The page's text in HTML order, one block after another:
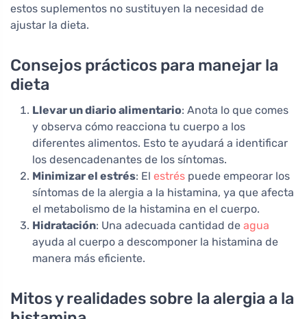
estos suplementos no sustituyen la necesidad de
ajustar la dieta.
Consejos prácticos para manejar la
dieta
Llevar un diario alimentario: Anota lo que comes
y observa cómo reacciona tu cuerpo a los
diferentes alimentos. Esto te ayudará a identificar
los desencadenantes de los síntomas.
Minimizar el estrés: El estrés puede empeorar los
síntomas de la alergia a la histamina, ya que afecta
el metabolismo de la histamina en el cuerpo.
Hidratación: Una adecuada cantidad de agua
ayuda al cuerpo a descomponer la histamina de
manera más eficiente.
Mitos y realidades sobre la alergia a la